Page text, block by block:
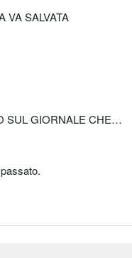
VA SALVATA
SUL GIORNALE CHE…